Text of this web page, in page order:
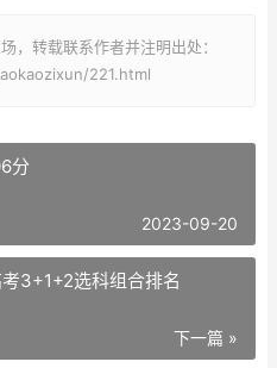
，转载联系作者并注明出处：
221.html
分
2023-09-20
何选科最有利 新高考3+1+2选科组合排名
下一篇 »